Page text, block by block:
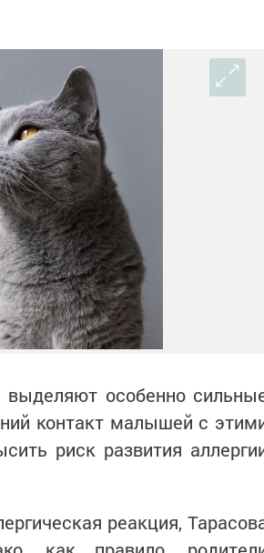
выделяют особенно
контакт малышей с
риск развития
реакция,